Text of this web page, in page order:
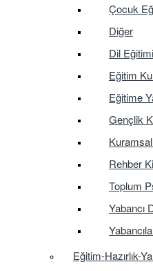
Çocuk
Diğer
Dil Eğitimi
Eğitim
Eğitime
Gençlik
Rehber
Toplum
Yabancı
Eğitim-Hazırlık-